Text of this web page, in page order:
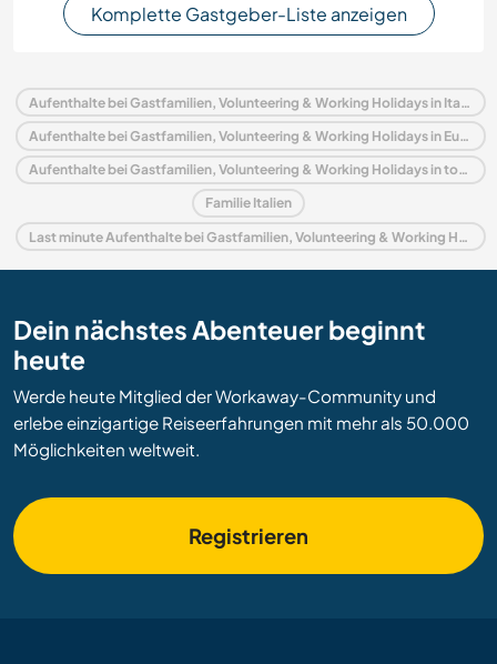
Komplette Gastgeber-Liste anzeigen
Aufenthalte bei Gastfamilien, Volunteering & Working Holidays in Italien
Aufenthalte bei Gastfamilien, Volunteering & Working Holidays in Europa
Aufenthalte bei Gastfamilien, Volunteering & Working Holidays in toskana
Familie Italien
Last minute Aufenthalte bei Gastfamilien, Volunteering & Working Holidays in Italien
Dein nächstes Abenteuer beginnt
heute
Werde heute Mitglied der Workaway-Community und
erlebe einzigartige Reiseerfahrungen mit mehr als 50.000
Möglichkeiten weltweit.
Registrieren